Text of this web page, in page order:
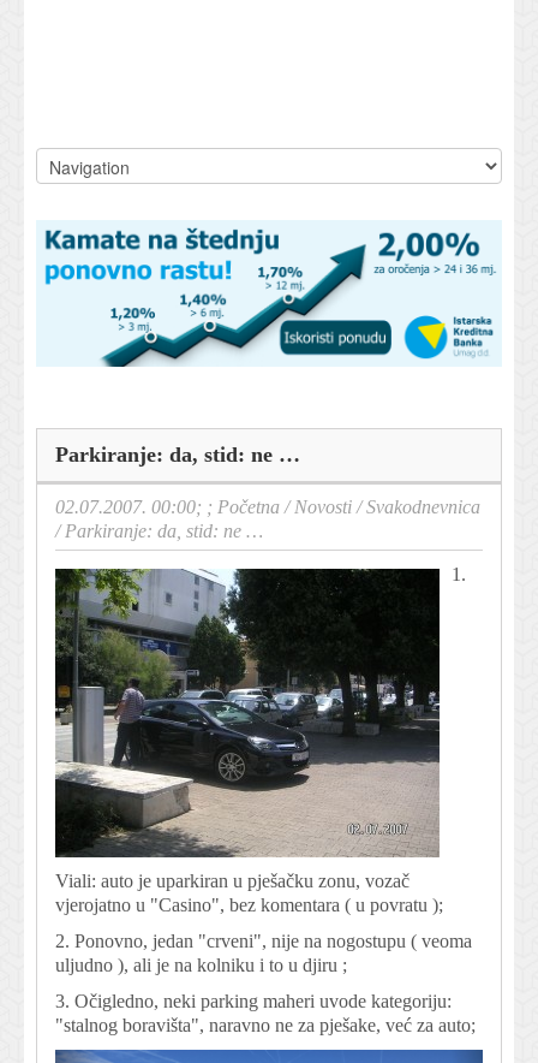
Parkiranje: da, stid: ne …
02.07.2007. 00:00; ; Početna /Novosti /Svakodnevnica
/Parkiranje: da, stid: ne …
1.
Viali: auto je uparkiran u pješačku zonu, vozač
vjerojatno u "Casino", bez komentara ( u povratu );
2. Ponovno, jedan "crveni", nije na nogostupu ( veoma
uljudno ), ali je na kolniku i to u djiru ;
3. Očigledno, neki parking maheri uvode kategoriju:
"stalnog boravišta", naravno ne za pješake, već za auto;